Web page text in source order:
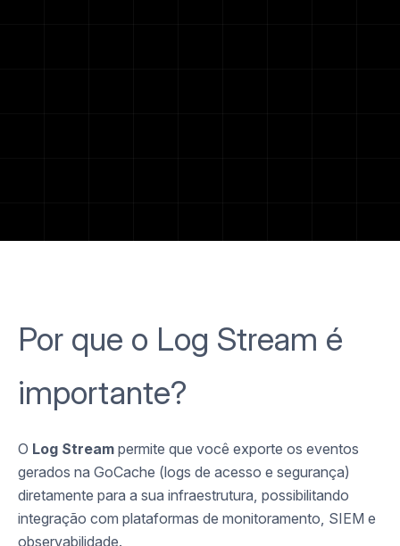
Por que o Log Stream é
importante?
O Log Stream permite que você exporte os eventos
gerados na GoCache (logs de acesso e segurança)
diretamente para a sua infraestrutura, possibilitando
integração com plataformas de monitoramento, SIEM e
observabilidade.